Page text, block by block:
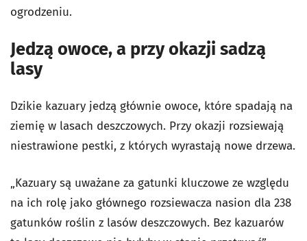
ogrodzeniu.
Jedzą owoce, a przy okazji sadzą
lasy
Dzikie kazuary jedzą głównie owoce, które spadają na
ziemię w lasach deszczowych. Przy okazji rozsiewają
niestrawione pestki, z których wyrastają nowe drzewa.
„Kazuary są uważane za gatunki kluczowe ze względu
na ich rolę jako głównego rozsiewacza nasion dla 238
gatunków roślin z lasów deszczowych. Bez kazuarów